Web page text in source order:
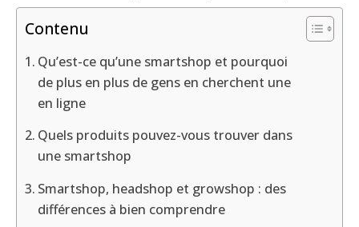
Contenu
Qu’est-ce qu’une smartshop et pourquoi
de plus en plus de gens en cherchent une
en ligne
Quels produits pouvez-vous trouver dans
une smartshop
Smartshop, headshop et growshop : des
différences à bien comprendre